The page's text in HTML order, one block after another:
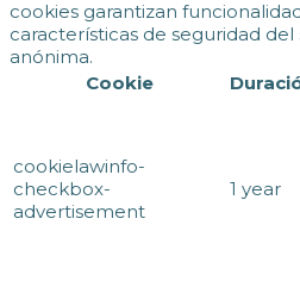
cookies garantizan
características de seguridad
anónima.
Cookie
cookielawinfo-
checkbox-
advertisement
1 year